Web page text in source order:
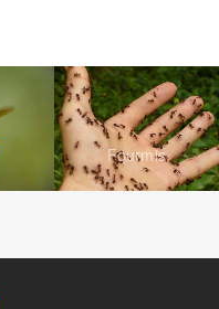
Fourmis